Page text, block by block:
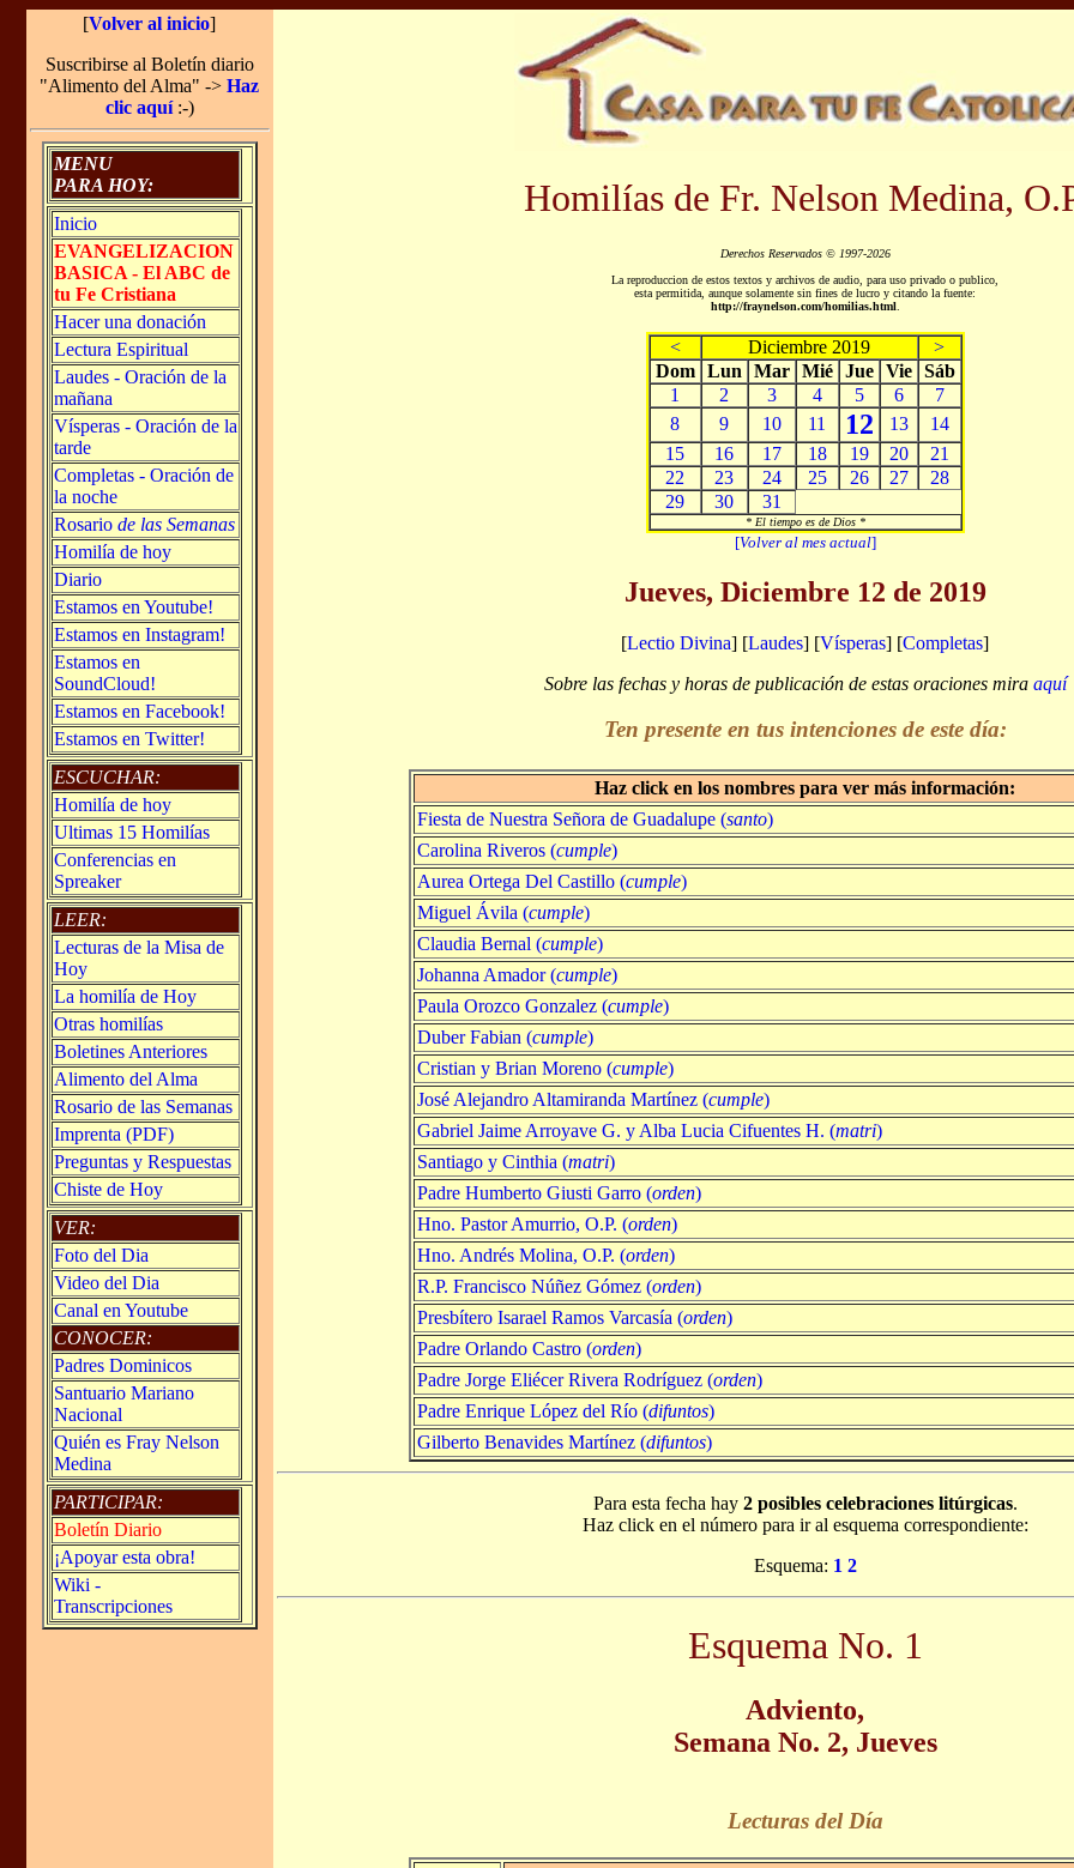
[Volver al inicio]
Suscribirse al Boletín diario
"Alimento del Alma" -> Haz
clic aquí:-)
MENU
PARA HOY:
Inicio
EVANGELIZACION
BASICA - El ABC de
tu Fe Cristiana
Hacer una donación
Lectura Espiritual
Laudes - Oración de la
mañana
Vísperas - Oración de la
tarde
Completas - Oración de
la noche
Rosario de las Semanas
Homilía de hoy
Diario
Estamos en Youtube!
Estamos en Instagram!
Estamos en
SoundCloud!
Estamos en Facebook!
Estamos en Twitter!
ESCUCHAR:
Homilía de hoy
Ultimas 15 Homilías
Conferencias en
Spreaker
LEER:
Lecturas de la Misa de
Hoy
La homilía de Hoy
Otras homilías
Boletines Anteriores
Alimento del Alma
Rosario de las Semanas
Imprenta (PDF)
Preguntas y Respuestas
Chiste de Hoy
VER:
Foto del Dia
Video del Dia
Canal en Youtube
CONOCER:
Padres Dominicos
Santuario Mariano
Nacional
Quién es Fray Nelson
Medina
PARTICIPAR:
Boletín Diario
¡Apoyar esta obra!
Wiki -
Transcripciones
Homilías de Fr. Nelson Medina,
Derechos Reservados © 1997-2026
La reproduccion de estos textos y archivos de audio, para uso privado o publico,
esta permitida, aunque solamente sin fines de lucro y citando la fuente:
http://fraynelson.com/homilias.html.
< Diciembre 2019
>
Dom Lun Mar Mié Jue Vie Sáb
1
2 3 4 5 6
7
8
9 10 11 12 13
14
15
16 17 18 19 20
21
22
23 24 25 26 27
28
29
30 31
* El tiempo es de Dios *
[Volver al mes actual]
Jueves, Diciembre 12 de 2019
[Lectio Divina] [Laudes] [Vísperas] [Completas]
Sobre las fechas y horas de publicación de estas oraciones mira aquí
Ten presente en tus intenciones de este día:
Haz click en los nombres para ver más información:
Fiesta de Nuestra Señora de Guadalupe (santo)
Carolina Riveros (cumple)
Aurea Ortega Del Castillo (cumple)
Miguel Ávila (cumple)
Claudia Bernal (cumple)
Johanna Amador (cumple)
Paula Orozco Gonzalez (cumple)
Duber Fabian (cumple)
Cristian y Brian Moreno (cumple)
José Alejandro Altamiranda Martínez (cumple)
Gabriel Jaime Arroyave G. y Alba Lucia Cifuentes H. (matri)
Santiago y Cinthia (matri)
Padre Humberto Giusti Garro (orden)
Hno. Pastor Amurrio, O.P. (orden)
Hno. Andrés Molina, O.P. (orden)
R.P. Francisco Núñez Gómez (orden)
Presbítero Isarael Ramos Varcasía (orden)
Padre Orlando Castro (orden)
Padre Jorge Eliécer Rivera Rodríguez (orden)
Padre Enrique López del Río (difuntos)
Gilberto Benavides Martínez (difuntos)
Para esta fecha hay 2 posibles celebraciones litúrgicas.
Haz click en el número para ir al esquema correspondiente:
Esquema: 1 2
Esquema No. 1
Adviento,
Semana No. 2, Jueves
Lecturas del Día